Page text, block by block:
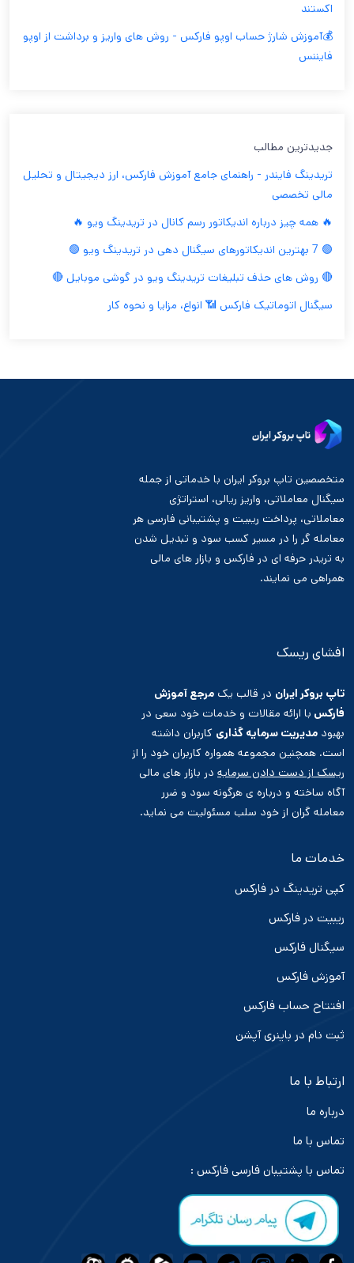
اکستند
💰آموزش شارژ حساب اوپو فارکس - روش های واریز و برداشت از اوپو
فایننس
جدیدترین مطالب
تریدینگ فایندر - راهنمای جامع آموزش فارکس، ارز دیجیتال و تحلیل
مالی تخصصی
🔥 همه چیز درباره اندیکاتور رسم کانال در تریدینگ ویو 🔥
🟢 7 بهترین اندیکاتورهای سیگنال دهی در تریدینگ ویو 🟢
🔴 روش های حذف تبلیغات تریدینگ ویو در گوشی موبایل 🔴
سیگنال اتوماتیک فارکس 📶 انواع، مزایا و نحوه کار
متخصصین تاپ بروکر ایران با خدماتی از جمله
سیگنال معاملاتی، واریز ریالی، استراتژی
معاملاتی، پرداخت ریبیت و پشتیبانی فارسی هر
معامله گر را در مسیر کسب سود و تبدیل شدن
به تریدر حرفه ای در فارکس و بازار های مالی
همراهی می نمایند.
افشای ریسک
تاپ بروکر ایران در قالب یک مرجع آموزش
فارکس با ارائه مقالات و خدمات خود سعی در
بهبود مدیریت سرمایه گذاری کاربران داشته
است. همچنین مجموعه همواره کاربران خود را از
ریسک از دست دادن سرمایه در بازار های مالی
آگاه ساخته و درباره ی هرگونه سود و ضرر
معامله گران از خود سلب مسئولیت می نماید.
خدمات ما
کپی تریدینگ در فارکس
ریبیت در فارکس
سیگنال فارکس
آموزش فارکس
افتتاح حساب فارکس
ثبت نام در باینری آپشن
ارتباط با ما
درباره ما
تماس با ما
تماس با پشتیبان فارسی فارکس :